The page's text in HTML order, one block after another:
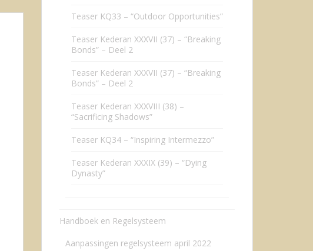
Teaser KQ33 – “Outdoor Opportunities”
Teaser Kederan XXXVII (37) – “Breaking
Bonds” – Deel 2
Teaser Kederan XXXVII (37) – “Breaking
Bonds” – Deel 2
Teaser Kederan XXXVIII (38) –
“Sacrificing Shadows”
Teaser KQ34 – “Inspiring Intermezzo”
Teaser Kederan XXXIX (39) – “Dying
Dynasty”
Handboek en Regelsysteem
Aanpassingen regelsysteem april 2022